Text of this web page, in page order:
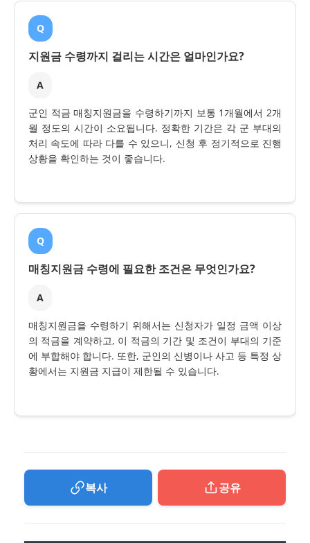
Q
지원금 수령까지 걸리는 시간은 얼마인가요?
A
군인 적금 매칭지원금을 수령하기까지 보통 1개월에서 2개
월 정도의 시간이 소요됩니다. 정확한 기간은 각 군 부대의
처리 속도에 따라 다를 수 있으니, 신청 후 정기적으로 진행
상황을 확인하는 것이 좋습니다.
Q
매칭지원금 수령에 필요한 조건은 무엇인가요?
A
매칭지원금을 수령하기 위해서는 신청자가 일정 금액 이상
의 적금을 계약하고, 이 적금의 기간 및 조건이 부대의 기준
에 부합해야 합니다. 또한, 군인의 신병이나 사고 등 특정 상
황에서는 지원금 지급이 제한될 수 있습니다.
복사 공유